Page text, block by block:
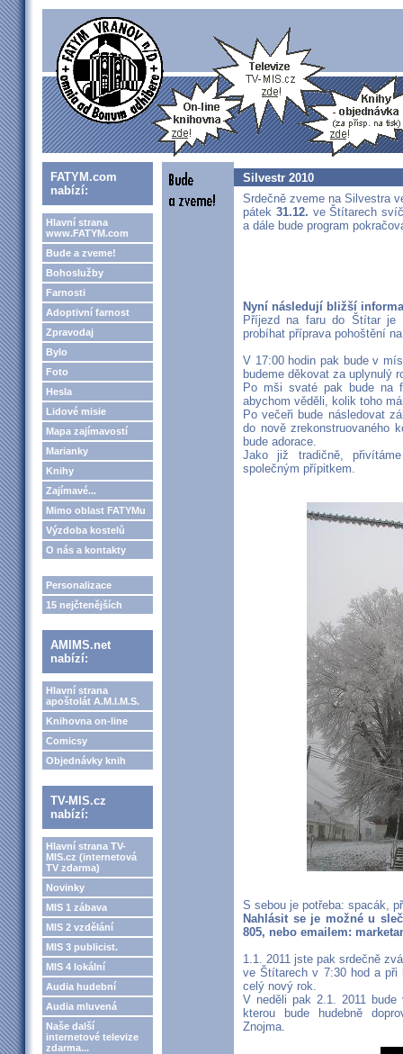
FATYM.com
nabízí:
Hlavní strana
www.FATYM.com
Bude a zveme!
Bohoslužby
Farnosti
Adoptivní farnost
Zpravodaj
Bylo
Foto
Hesla
Lidové misie
Mapa zajímavostí
Marianky
Knihy
Zajímavé...
Mimo oblast FATYMu
Výzdoba kostelů
O nás a kontakty
Personalizace
15 nejčtenějších
AMIMS.net
nabízí:
Hlavní strana
apoštolát A.M.I.M.S.
Knihovna on-line
Comicsy
Objednávky knih
TV-MIS.cz
nabízí:
Hlavní strana TV-
MIS.cz (internetová
TV zdarma)
Novinky
MIS 1 zábava
MIS 2 vzdělání
MIS 3 publicist.
MIS 4 lokální
Audia hudební
Audia mluvená
Naše další
internetové televize
zdarma...
Silvestr 2010
Srdečně zveme na Silvestra
pátek 31.12. ve Štítarech
a dále bude program
Nyní následují bližší
Příjezd na faru do Štítar je
probíhat příprava pohoštění
V 17:00 hodin pak bude v
budeme děkovat za uplynulý
Po mši svaté pak bude na
abychom věděli, kolik toho
Po večeři bude následovat
do nově zrekonstruovaného
bude adorace.
Jako již tradičně,
společným přípitkem.
S sebou je potřeba: spacák,
Nahlásit se je možné u
805, nebo emailem:
1.1. 2011 jste pak srdečně
ve Štítarech v 7:30 hod a
celý nový rok.
V neděli pak 2.1. 2011
kterou bude hudebně
Znojma.